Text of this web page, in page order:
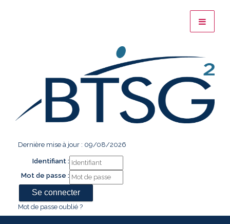
Dernière mise à jour : 09/08/2026
Identifiant :
Mot de passe :
Mot de passe oublié ?